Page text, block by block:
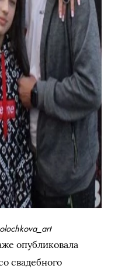
опубликовала
свадебного